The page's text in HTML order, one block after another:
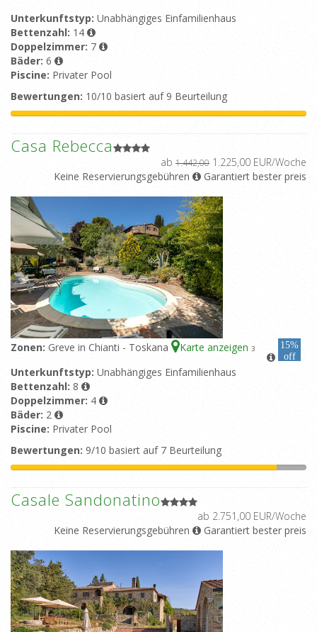
Unterkunftstyp: Unabhängiges Einfamilienhaus
Bettenzahl: 14
Doppelzimmer: 7
Bäder: 6
Piscine: Privater Pool
Bewertungen: 10/10 basiert auf 9 Beurteilung
Casa Rebecca
ab 1.442,00 1.225,00 EUR/Woche
Keine Reservierungsgebühren
Garantiert bester preis
Zonen: Greve in Chianti - Toskana Karte anzeigen 3
15%
off
Unterkunftstyp: Unabhängiges Einfamilienhaus
Bettenzahl: 8
Doppelzimmer: 4
Bäder: 2
Piscine: Privater Pool
Bewertungen: 9/10 basiert auf 7 Beurteilung
Casale Sandonatino
ab 2.751,00 EUR/Woche
Keine Reservierungsgebühren
Garantiert bester preis